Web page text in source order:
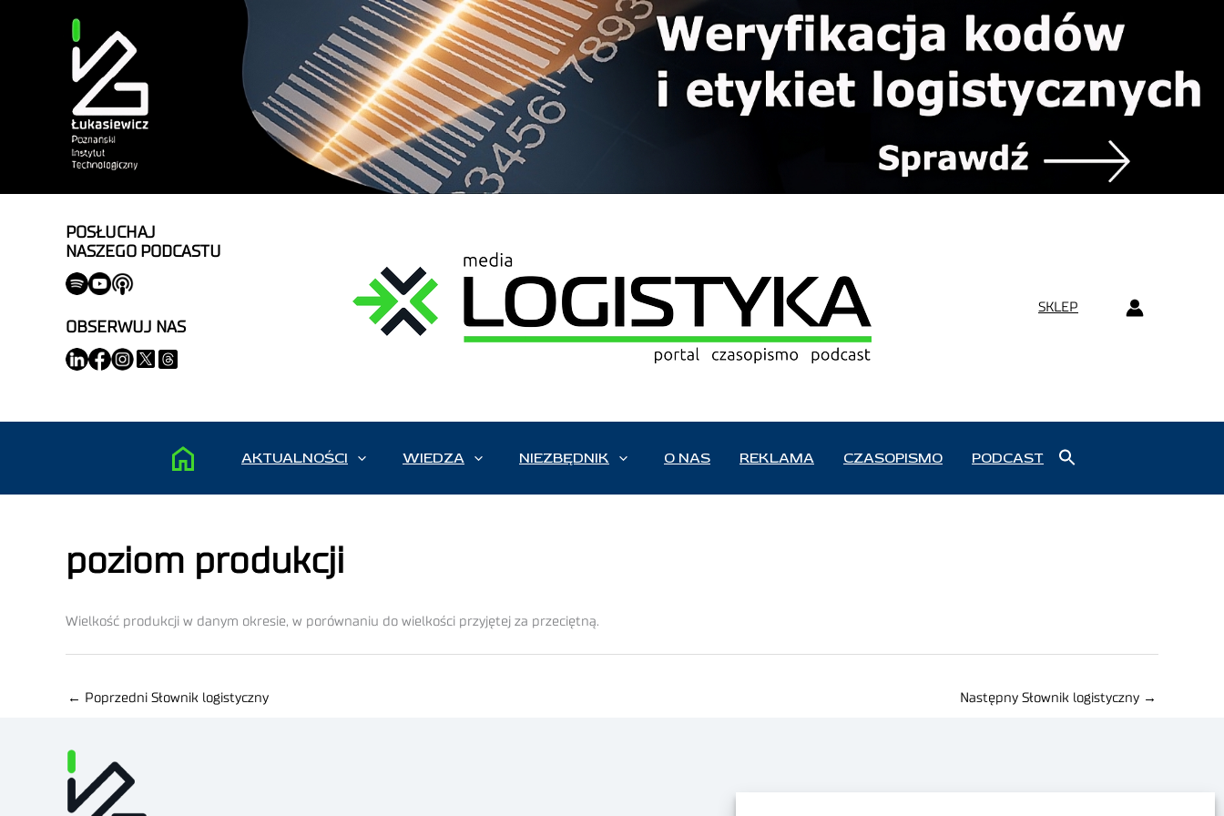
POSŁUCHAJ
NASZEGO PODCASTU
OBSERWUJ NAS
SKLEP
AKTUALNOŚCI WIEDZA NIEZBĘDNIK O NAS REKLAMA CZASOPISMO PODCAST
poziom produkcji
Wielkość produkcji w danym okresie, w porównaniu do wielkości przyjętej za przeciętną.
← Poprzedni Słownik logistyczny Następny Słownik logistyczny →